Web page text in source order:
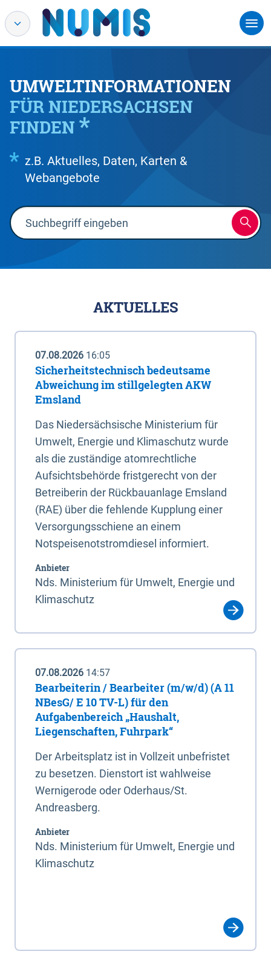
UMWELTINFORMATIONEN
FÜR NIEDERSACHSEN
FINDEN
z.B. Aktuelles, Daten, Karten &
Webangebote
AKTUELLES
07.08.2026 16:05
Sicherheitstechnisch bedeutsame
Abweichung im stillgelegten AKW
Emsland
Das Niedersächsische Ministerium für
Umwelt, Energie und Klimaschutz wurde
als die zuständige atomrechtliche
Aufsichtsbehörde fristgerecht von der
Betreiberin der Rückbauanlage Emsland
(RAE) über die fehlende Kupplung einer
Versorgungsschiene an einem
Notspeisenotstromdiesel informiert.
Anbieter
Nds. Ministerium für Umwelt, Energie und
Klimaschutz
07.08.2026 14:57
Bearbeiterin / Bearbeiter (m/w/d) (A 11
NBesG/ E 10 TV-L) für den
Aufgabenbereich „Haushalt,
Liegenschaften, Fuhrpark“
Der Arbeitsplatz ist in Vollzeit unbefristet
zu besetzen. Dienstort ist wahlweise
Wernigerode oder Oderhaus/St.
Andreasberg.
Anbieter
Nds. Ministerium für Umwelt, Energie und
Klimaschutz